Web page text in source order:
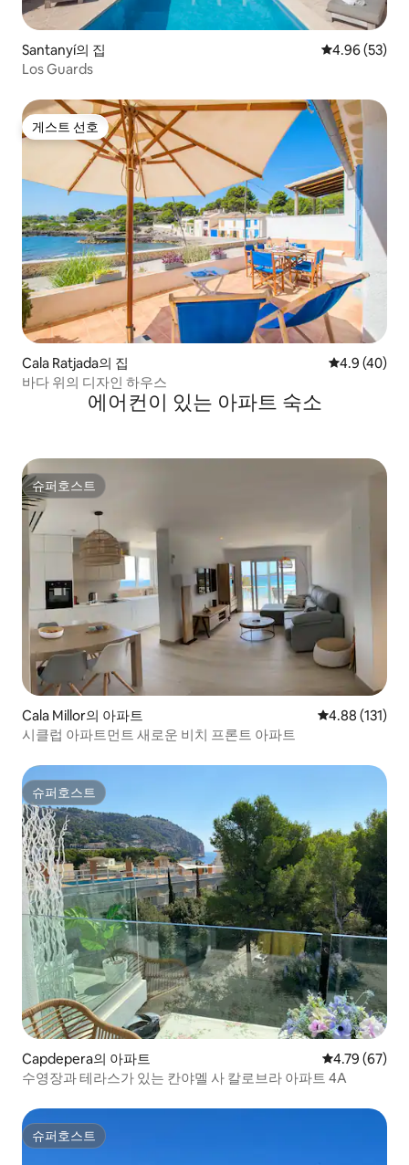
Santanyí의 집 평점 4.96점(5
4.96 (53)
Los Guards
게스트 선호
게스트 선호
Cala Ratjada의 집 평점 4.9점(5
4.9 (40)
바다 위의 디자인 하우스
에어컨이 있는 아파트 숙소
슈퍼호스트
슈퍼호스트
Cala Millor의 아파트 평점 4.88점(5
4.88 (131)
시클럽 아파트먼트 새로운 비치 프론트 아파트
슈퍼호스트
슈퍼호스트
Capdepera의 아파트 평점 4.79점(5
4.79 (67)
수영장과 테라스가 있는 칸야멜 사 칼로브라 아파트 4A
슈퍼호스트
슈퍼호스트